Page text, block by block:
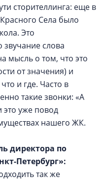
сторителлинга: еще в
Села было
Это
слова
мысль о том, что это
от значения) и
и где. Часто в
такие звонки: «А
это уже повод
нашего ЖК.
директора по
Петербург»:
так же